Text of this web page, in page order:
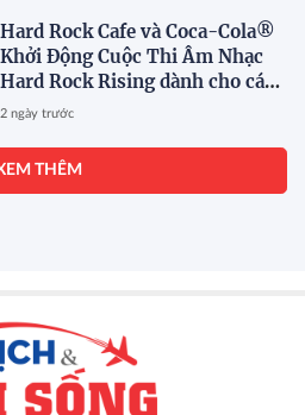
Hard Rock Cafe và Coca-Cola®
Khởi Động Cuộc Thi Âm Nhạc
Hard Rock Rising dành cho các
Nghệ Sĩ Trẻ Triển Vọng
2 ngày trước
Khảo sát của Herbalife: Văn hóa
sống khỏe mạnh phát triển
mạnh mẽ trên khắp khu vực